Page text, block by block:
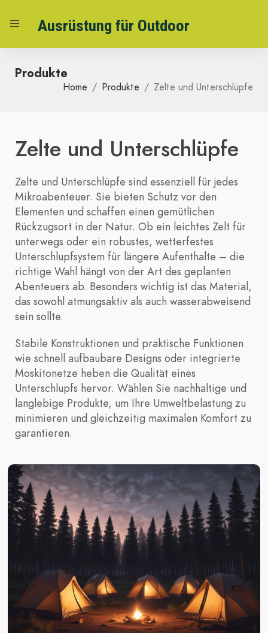
Ausrüstung für Outdoor
Produkte
Home Produkte Zelte und Unterschlüpfe
Zelte und Unterschlüpfe
Zelte und Unterschlüpfe sind essenziell für jedes
Mikroabenteuer. Sie bieten Schutz vor den
Elementen und schaffen einen gemütlichen
Rückzugsort in der Natur. Ob ein leichtes Zelt für
unterwegs oder ein robustes, wetterfestes
Unterschlupfsystem für längere Aufenthalte – die
richtige Wahl hängt von der Art des geplanten
Abenteuers ab. Besonders wichtig ist das Material,
das sowohl atmungsaktiv als auch wasserabweisend
sein sollte.
Stabile Konstruktionen und praktische Funktionen
wie schnell aufbaubare Designs oder integrierte
Moskitonetze heben die Qualität eines
Unterschlupfs hervor. Wählen Sie nachhaltige und
langlebige Produkte, um Ihre Umweltbelastung zu
minimieren und gleichzeitig maximalen Komfort zu
garantieren.